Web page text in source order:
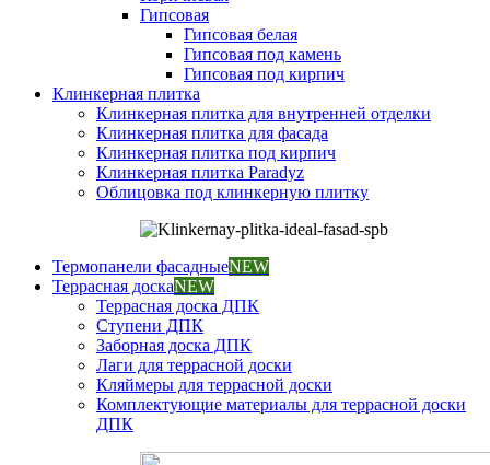
Гипсовая
Гипсовая белая
Гипсовая под камень
Гипсовая под кирпич
Клинкерная плитка
Клинкерная плитка для внутренней отделки
Клинкерная плитка для фасада
Клинкерная плитка под кирпич
Клинкерная плитка Paradyz
Облицовка под клинкерную плитку
Термопанели фасадныеNEW
Террасная доскаNEW
Террасная доска ДПК
Ступени ДПК
Заборная доска ДПК
Лаги для террасной доски
Кляймеры для террасной доски
Комплектующие материалы для террасной доски
ДПК